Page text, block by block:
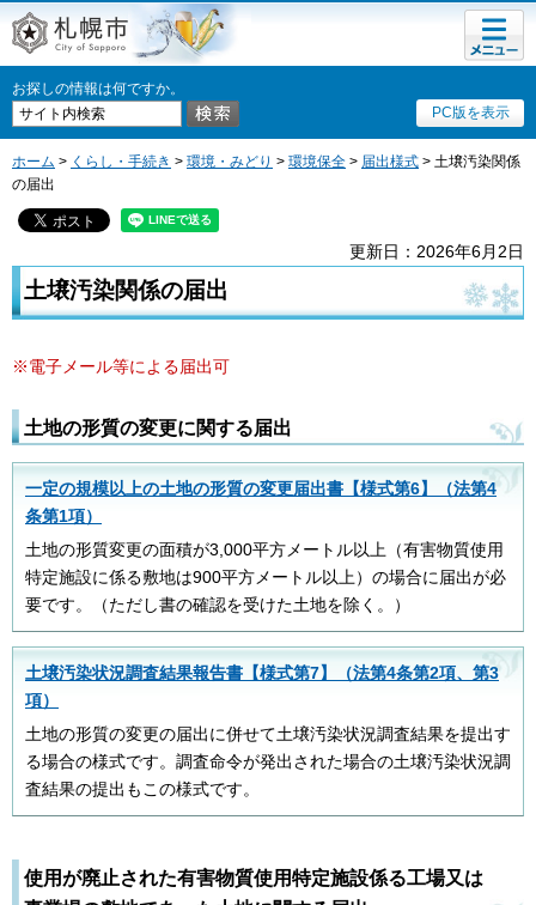
札幌市
お探しの情報は何ですか。
PC版を表示
メニュ
ー
ホーム > くらし・手続き > 環境・みどり > 環境保全 > 届出様式 > 土壌汚染関係
の届出
更新日：2026年6月2日
土壌汚染関係の届出
※電子メール等による届出可
土地の形質の変更に関する届出
一定の規模以上の土地の形質の変更届出書【様式第6】（法第4
条第1項）
土地の形質変更の面積が3,000平方メートル以上（有害物質使用
特定施設に係る敷地は900平方メートル以上）の場合に届出が必
要です。（ただし書の確認を受けた土地を除く。）
土壌汚染状況調査結果報告書【様式第7】（法第4条第2項、第3
項）
土地の形質の変更の届出に併せて土壌汚染状況調査結果を提出す
る場合の様式です。調査命令が発出された場合の土壌汚染状況調
査結果の提出もこの様式です。
使用が廃止された有害物質使用特定施設係る工場又は